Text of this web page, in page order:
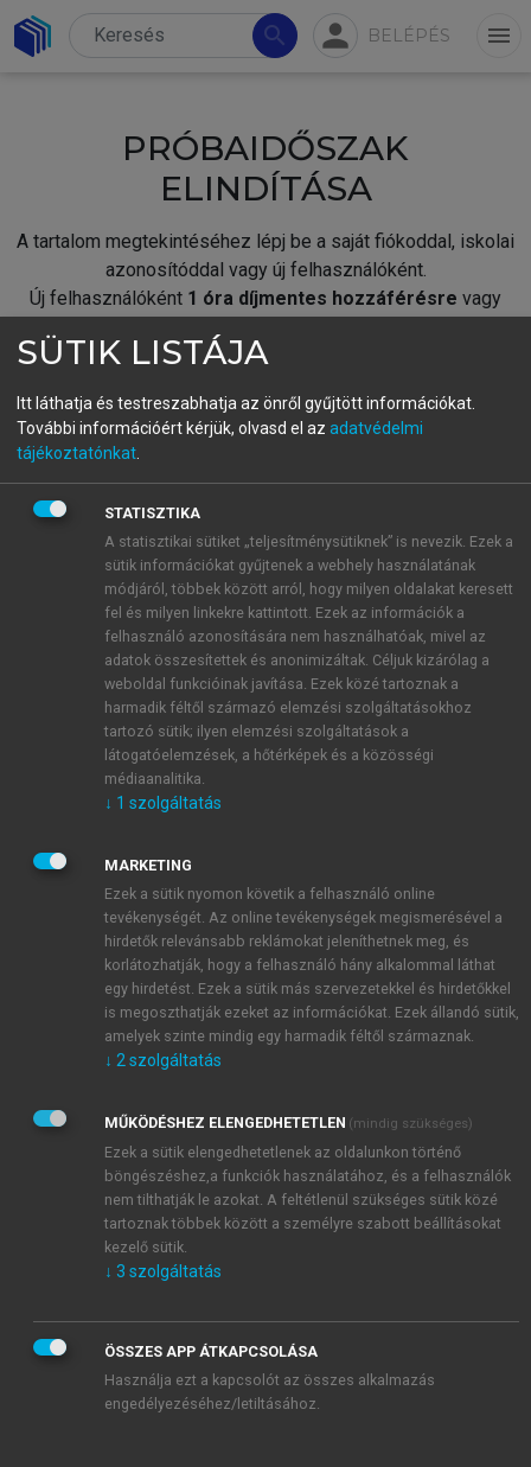
search person BELÉPÉS menu
PRÓBAIDŐSZAK
ELINDÍTÁSA
A tartalom megtekintéséhez lépj be a saját fiókoddal, iskolai
azonosítóddal vagy új felhasználóként.
Új felhasználóként 1 óra díjmentes hozzáférésre vagy
fiókoddal,vagy hozz létre új fiókot.
A regisztráció után apróbaidőszakautomatikusan
BELÉPÉS SAJÁT FIÓKKAL
ÚJ FIÓK LÉTREHOZÁSA
1 óra díjmentes hozzáférés
E-MAIL-CÍM
JELSZÓ
JELSZÓ ÚJRA
Kérek értesítést a MeRSZ újdonságairól, akcióiról.
Kérek értesítést az Akadémiai Kiadó Zrt. újdonságairól,
Adatkezelési tájékoztatóbanfoglaltakat tudomásul
veszem és elfogadom.
Általános vásárlási feltételeket, valamint a szotar.netés a
mersz.huoldalak licencszerződéseiben foglaltakat
tudomásul veszem és elfogadom.
KIPRÓBÁLOM
SÜTIK LISTÁJA
Itt láthatja és testreszabhatja az önről gyűjtött információkat.
További információért kérjük, olvasd el az adatvédelmi
tájékoztatónkat
STATISZTIKA
A statisztikai sütiket „teljesítménysütiknek” is nevezik. Ezek a
sütik információkat gyűjtenek a webhely használatának
módjáról, többek között arról, hogy milyen oldalakat keresett
fel és milyen linkekre kattintott. Ezek az információk a
felhasználó azonosítására nem használhatóak, mivel az
adatok összesítettek és anonimizáltak. Céljuk kizárólag a
weboldal funkcióinak javítása. Ezek közé tartoznak a
harmadik féltől származó elemzési szolgáltatásokhoz
tartozó sütik; ilyen elemzési szolgáltatások a
látogatóelemzések, a hőtérképek és a közösségi
médiaanalitika.
↓ 1 szolgáltatás
MARKETING
Ezek a sütik nyomon követik a felhasználó online
tevékenységét. Az online tevékenységek megismerésével a
hirdetők relevánsabb reklámokat jeleníthetnek meg, és
korlátozhatják, hogy a felhasználó hány alkalommal láthat
egy hirdetést. Ezek a sütik más szervezetekkel és hirdetőkkel
is megoszthatják ezeket az információkat. Ezek állandó sütik,
amelyek szinte mindig egy harmadik féltől származnak.
↓ 2 szolgáltatás
MŰKÖDÉSHEZ ELENGEDHETETLEN (mindig szükséges)
Ezek a sütik elengedhetetlenek az oldalunkon történő
böngészéshez,a funkciók használatához, és a felhasználók
nem tilthatják le azokat. A feltétlenül szükséges sütik közé
tartoznak többek között a személyre szabott beállításokat
kezelő sütik.
↓ 3 szolgáltatás
ÖSSZES APP ÁTKAPCSOLÁSA
Használja ezt a kapcsolót az összes alkalmazás
engedélyezéséhez/letiltásához.